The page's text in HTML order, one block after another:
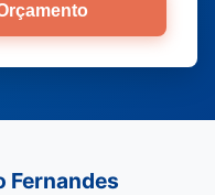
Fernandes